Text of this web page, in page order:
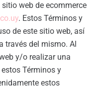
web de ecommerce
. Estos Términos y
de este sitio web, así
través del mismo. Al
y/o realizar una
Términos y
estos